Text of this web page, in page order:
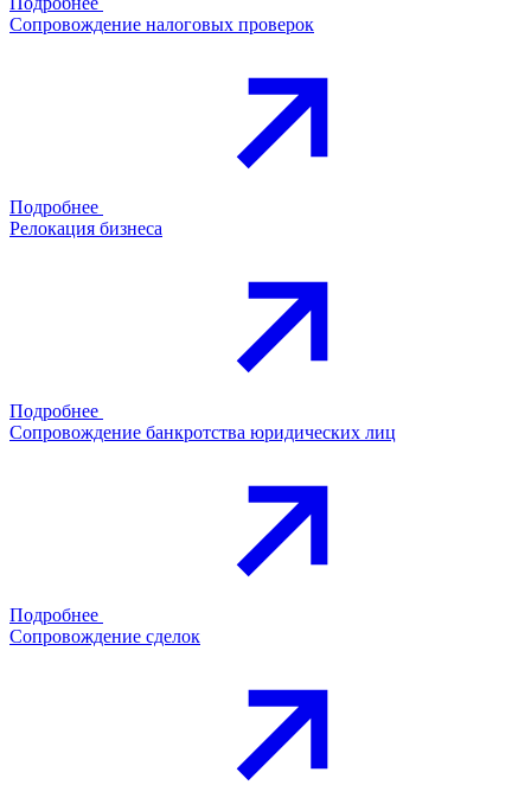
Сопровождение налоговых проверок
Подробнее
Релокация бизнеса
Подробнее
Сопровождение банкротства юридических лиц
Подробнее
Сопровождение сделок